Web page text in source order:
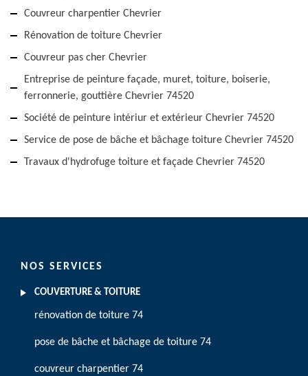
Couvreur charpentier Chevrier
Rénovation de toiture Chevrier
Couvreur pas cher Chevrier
Entreprise de peinture façade, muret, toiture, boiserie,
ferronnerie, gouttière Chevrier 74520
Société de peinture intériur et extérieur Chevrier 74520
Service de pose de bâche et bâchage toiture Chevrier 74520
Travaux d'hydrofuge toiture et façade Chevrier 74520
NOS SERVICES
COUVERTURE & TOITURE
rénovation de toiture 74
pose de bâche et bâchage de toiture 74
couvreur charpentier 74